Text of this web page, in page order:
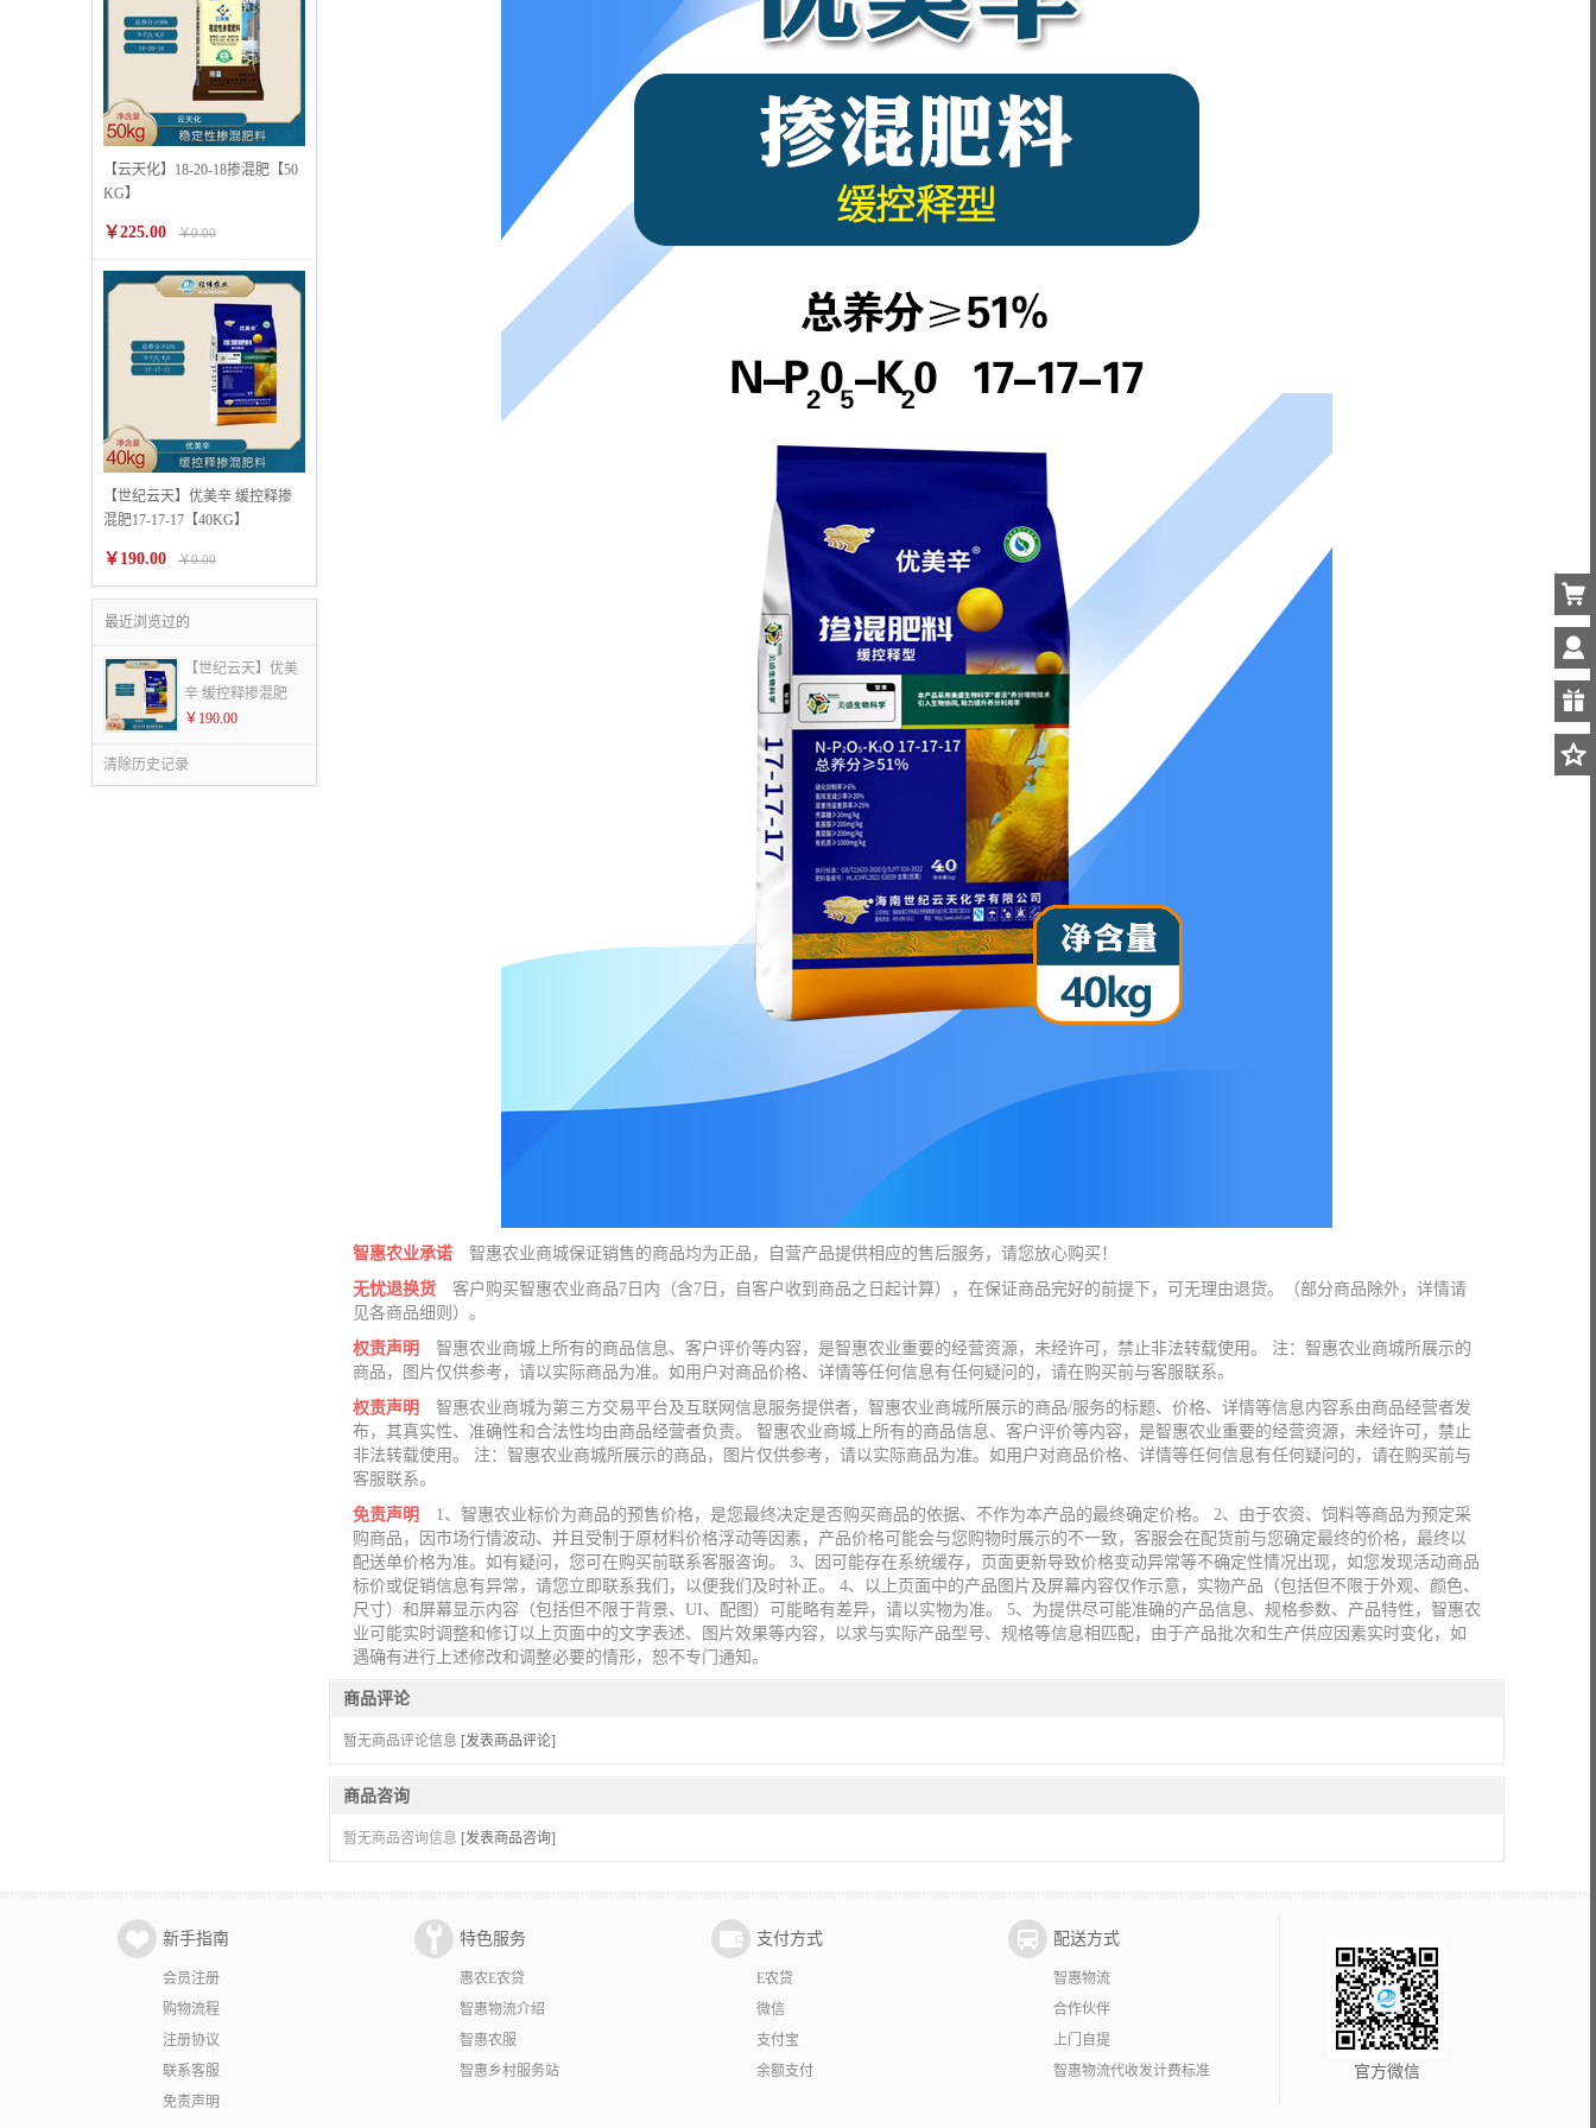
【云天化】18-20-18掺混肥【50
KG】
￥225.00 ￥0.00
【世纪云天】优美辛 缓控释掺
混肥17-17-17【40KG】
￥190.00 ￥0.00
最近浏览过的
【世纪云天】优美
辛 缓控释掺混肥
￥190.00
清除历史记录
智惠农业承诺
智惠农业商城保证销售的商品均为正品，自营产品提供相应的售后服务，请您放心购买！
无忧退换货
客户购买智惠农业商品7日内（含7日，自客户收到商品之日起计算），在保证商品完好的前提下，可无理由退货。（部分商品除外，详情请
见各商品细则）。
权责声明
智惠农业商城上所有的商品信息、客户评价等内容，是智惠农业重要的经营资源，未经许可，禁止非法转载使用。 注：智惠农业商城所展示的
商品，图片仅供参考，请以实际商品为准。如用户对商品价格、详情等任何信息有任何疑问的，请在购买前与客服联系。
权责声明
智惠农业商城为第三方交易平台及互联网信息服务提供者，智惠农业商城所展示的商品/服务的标题、价格、详情等信息内容系由商品经营者发
布，其真实性、准确性和合法性均由商品经营者负责。 智惠农业商城上所有的商品信息、客户评价等内容，是智惠农业重要的经营资源，未经许可，禁止
非法转载使用。 注：智惠农业商城所展示的商品，图片仅供参考，请以实际商品为准。如用户对商品价格、详情等任何信息有任何疑问的，请在购买前与
客服联系。
免责声明
1、智惠农业标价为商品的预售价格，是您最终决定是否购买商品的依据、不作为本产品的最终确定价格。 2、由于农资、饲料等商品为预定采
购商品，因市场行情波动、并且受制于原材料价格浮动等因素，产品价格可能会与您购物时展示的不一致，客服会在配货前与您确定最终的价格，最终以
配送单价格为准。如有疑问，您可在购买前联系客服咨询。 3、因可能存在系统缓存，页面更新导致价格变动异常等不确定性情况出现，如您发现活动商品
标价或促销信息有异常，请您立即联系我们，以便我们及时补正。 4、以上页面中的产品图片及屏幕内容仅作示意，实物产品（包括但不限于外观、颜色、
尺寸）和屏幕显示内容（包括但不限于背景、UI、配图）可能略有差异，请以实物为准。 5、为提供尽可能准确的产品信息、规格参数、产品特性，智惠农
业可能实时调整和修订以上页面中的文字表述、图片效果等内容，以求与实际产品型号、规格等信息相匹配，由于产品批次和生产供应因素实时变化，如
遇确有进行上述修改和调整必要的情形，恕不专门通知。
商品评论
暂无商品评论信息 [发表商品评论]
商品咨询
暂无商品咨询信息 [发表商品咨询]
新手指南
会员注册
购物流程
注册协议
联系客服
免责声明
特色服务
惠农E农贷
智惠物流介绍
智惠农服
智惠乡村服务站
支付方式
E农贷
微信
支付宝
余额支付
配送方式
智惠物流
合作伙伴
上门自提
智惠物流代收发计费标准
官方微信